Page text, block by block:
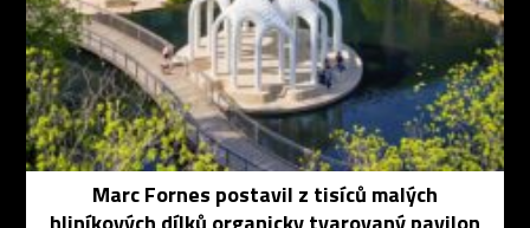
Marc Fornes postavil z tisíců malých